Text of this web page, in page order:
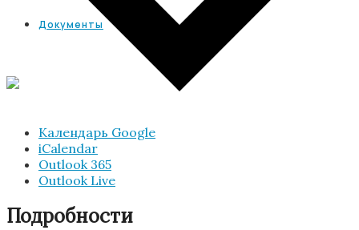
Документы
Календарь Google
iCalendar
Outlook 365
Outlook Live
Подробности